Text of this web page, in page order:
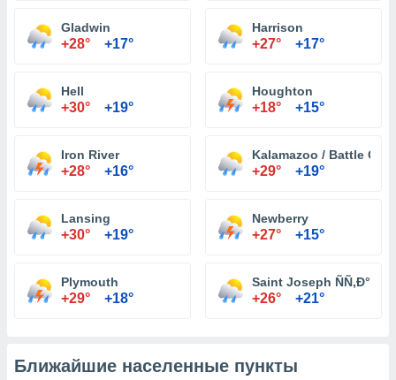
Gladwin
+28° +17°
Harrison
+27° +17°
Hell
+30° +19°
Houghton
+18° +15°
Iron River
+28° +16°
Kalamazoo / Battle
+29° +19°
Lansing
+30° +19°
Newberry
+27° +15°
Plymouth
+29° +18°
Saint Joseph
+26° +21°
Ближайшие населенные пункты